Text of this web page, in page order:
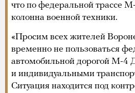
что по федеральной трассе
колонна военной техники.
«Просим всех жителей
временно не пользоваться
автомобильной дорогой М-4
и индивидуальными
Ситуация находится под